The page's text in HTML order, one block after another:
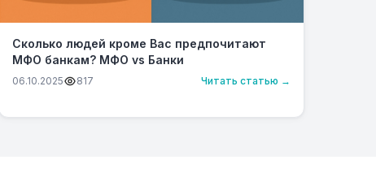
Сколько людей кроме Вас предпочитают
МФО банкам? МФО vs Банки
06.10.2025 817 Читать статью →